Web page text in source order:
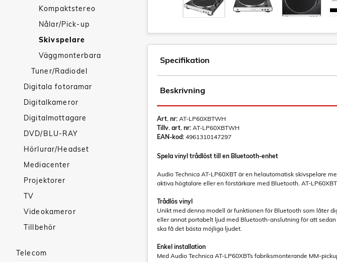
Kompaktstereo
Nålar/Pick-up
Skivspelare
Väggmonterbara
Tuner/Radiodel
Digitala fotoramar
Digitalkameror
Digitalmottagare
DVD/BLU-RAY
Hörlurar/Headset
Mediacenter
Projektorer
TV
Videokameror
Tillbehör
Telecom
Specifikation
Beskrivning
Art. nr: AT-LP60XBTWH
Tillv. art. nr: AT-LP60XBTWH
EAN-kod: 4961310147297
Spela vinyl trådlöst till en Bluetooth-enhet
Audio Technica AT-LP60XBT är en helautomatisk skivspelare
aktiva högtalare eller en förstärkare med Bluetooth. AT-
Trådlös vinyl
Unikt med denna modell är funktionen för Bluetooth som låter
eller annat portabelt ljud med Bluetooth-anslutning för att
ska få det bästa möjliga ljudet.
Enkel installation
Med Audio Technica AT-LP60XBTs fabriksmonterande MM-